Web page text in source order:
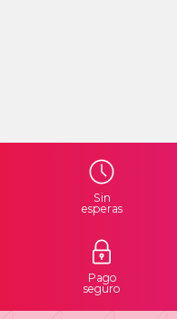
Sin
esperas
Pago
seguro